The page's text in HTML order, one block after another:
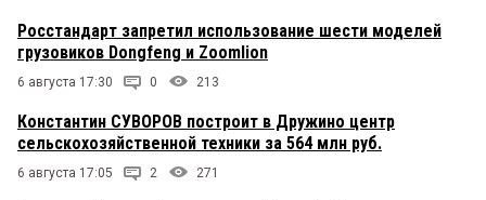
Росстандарт запретил использование шести моделей
грузовиков Dongfeng и Zoomlion
6 августа 17:30 0 213
Константин СУВОРОВ построит в Дружино центр
сельскохозяйственной техники за 564 млн руб.
6 августа 17:05 2 271